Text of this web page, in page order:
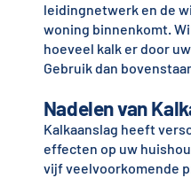
leidingnetwerk en de
woning binnenkomt.
hoeveel kalk er door
Gebruik dan
Nadelen van
Kalkaanslag heeft
effecten op uw
vijf veelvoorkomende